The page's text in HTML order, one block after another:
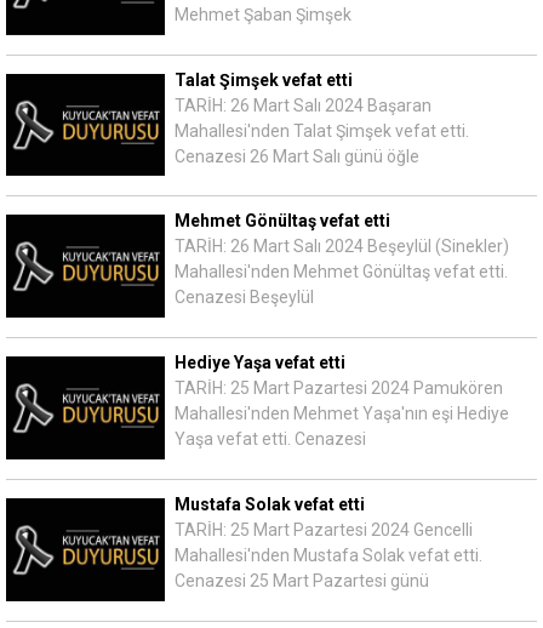
Mehmet Şaban Şimşek
Talat Şimşek vefat etti
TARİH: 26 Mart Salı 2024 Başaran
Mahallesi'nden Talat Şimşek vefat etti.
Cenazesi 26 Mart Salı günü öğle
Mehmet Gönültaş vefat etti
TARİH: 26 Mart Salı 2024 Beşeylül (Sinekler)
Mahallesi'nden Mehmet Gönültaş vefat etti.
Cenazesi Beşeylül
Hediye Yaşa vefat etti
TARİH: 25 Mart Pazartesi 2024 Pamukören
Mahallesi'nden Mehmet Yaşa'nın eşi Hediye
Yaşa vefat etti. Cenazesi
Mustafa Solak vefat etti
TARİH: 25 Mart Pazartesi 2024 Gencelli
Mahallesi'nden Mustafa Solak vefat etti.
Cenazesi 25 Mart Pazartesi günü